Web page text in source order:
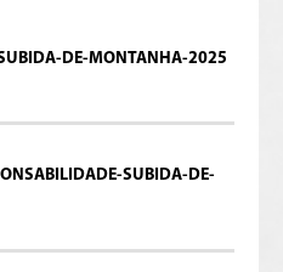
DE-MONTANHA-2025
SUBIDA-DE-